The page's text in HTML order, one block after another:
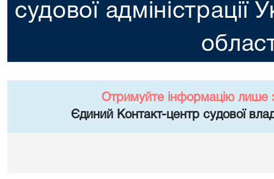
судової адміністрації
Отримуйте інформацію лише
Єдиний Контакт-центр судової